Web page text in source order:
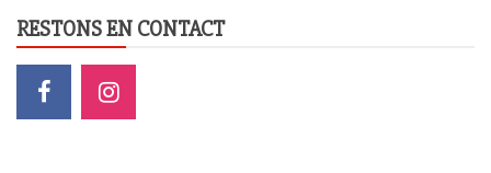
RESTONS EN CONTACT